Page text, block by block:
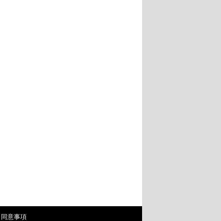
意事項